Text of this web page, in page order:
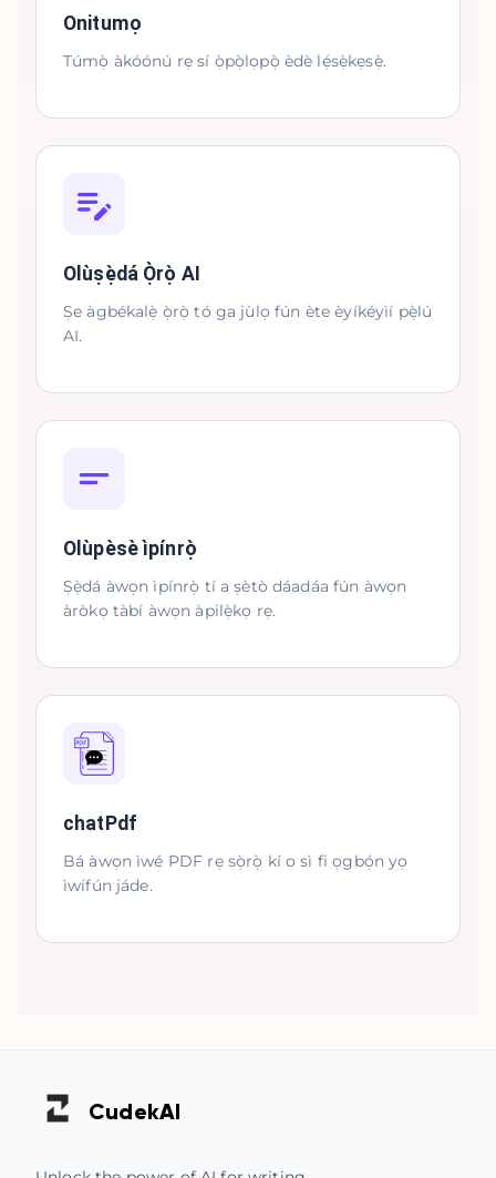
Onitumọ
Túmọ̀ àkóónú rẹ sí ọ̀pọ̀lọpọ̀ èdè lẹ́sẹ̀kẹsẹ̀.
Olùṣẹ̀dá Ọ̀rọ̀ AI
Ṣe àgbékalẹ̀ ọ̀rọ̀ tó ga jùlọ fún ète èyíkéyìí pẹ̀lú
AI.
Olùpèsè ìpínrọ̀
Ṣẹ̀dá àwọn ìpínrọ̀ tí a ṣètò dáadáa fún àwọn
àròkọ tàbí àwọn àpilẹ̀kọ rẹ.
chatPdf
Bá àwọn ìwé PDF rẹ sọ̀rọ̀ kí o sì fi ọgbọ́n yọ
ìwífún jáde.
CudekAI